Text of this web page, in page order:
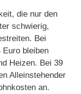
die nur den
schwierig,
Bei
Euro bleiben
Heizen. Bei 39
Alleinstehender
an.